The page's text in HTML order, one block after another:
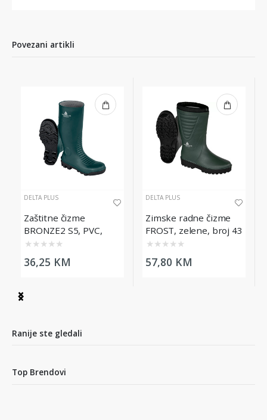
Povezani artikli
DELTA PLUS
Zaštitne čizme
BRONZE2 S5, PVC,
zelene, broj 43
★ ★ ★ ★ ★
36,25 KM
DELTA PLUS
Zimske radne čizme
FROST, zelene, broj 43
★ ★ ★ ★ ★
57,80 KM
Item
4
Ranije ste gledali
Top Brendovi